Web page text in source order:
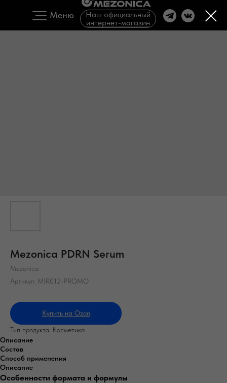
Меню
Наш официальный
интернет-магазин
Mezonica PDRN Serum
Mezonica
Артикул: MIR012-PROMO
Купить на Ozon
Тип продукта: Косметика
Описание
Состав
Способ применения
Описание
Особенности формата и формулы